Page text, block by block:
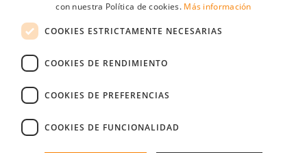
Contraseña
Recordarme
Conectarse
Registro gratuito empresas
con nuestra Política de cookies. Más información
COOKIES ESTRICTAMENTE NECESARIAS
COOKIES DE RENDIMIENTO
COOKIES DE PREFERENCIAS
COOKIES DE FUNCIONALIDAD